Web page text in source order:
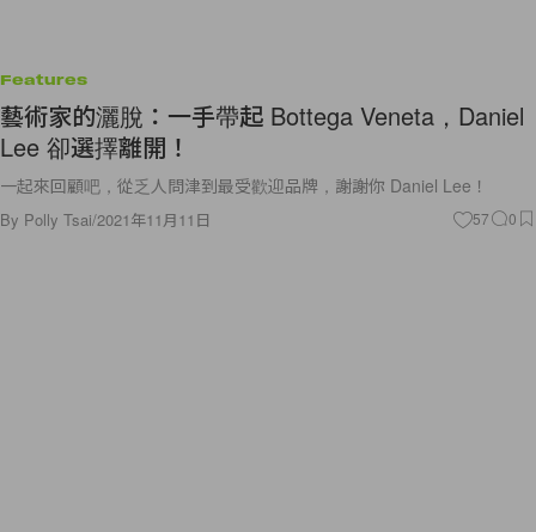
Features
藝術家的灑脫：一手帶起 Bottega Veneta，Daniel
Lee 卻選擇離開！
一起來回顧吧，從乏人問津到最受歡迎品牌，謝謝你 Daniel Lee！
By Polly Tsai/2021年11月11日 57 0